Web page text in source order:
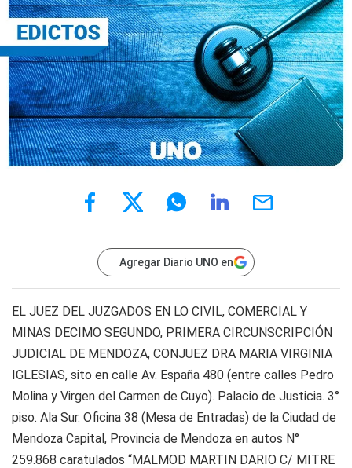
Agregar Diario UNO en
EL JUEZ DEL JUZGADOS EN LO CIVIL, COMERCIAL Y
MINAS DECIMO SEGUNDO, PRIMERA CIRCUNSCRIPCIÓN
JUDICIAL DE MENDOZA, CONJUEZ DRA MARIA VIRGINIA
IGLESIAS, sito en calle Av. España 480 (entre calles Pedro
Molina y Virgen del Carmen de Cuyo). Palacio de Justicia. 3°
piso. Ala Sur. Oficina 38 (Mesa de Entradas) de la Ciudad de
Mendoza Capital, Provincia de Mendoza en autos N°
259.868 caratulados “MALMOD MARTIN DARIO C/ MITRE